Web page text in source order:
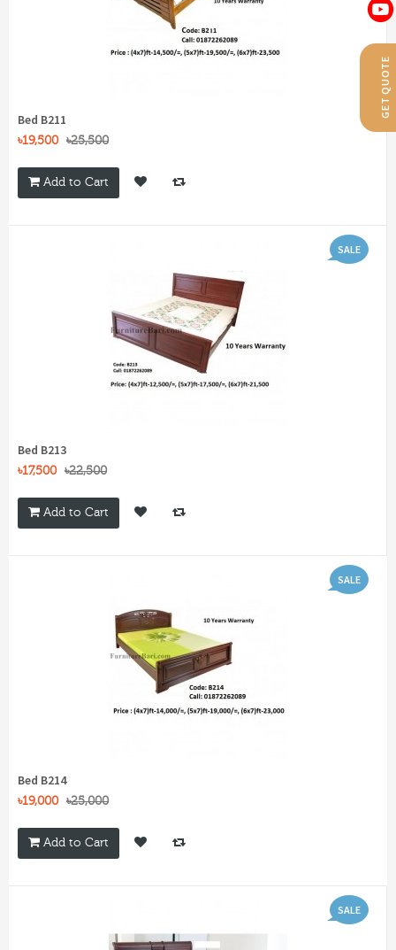
Bed B211
৳19,500 ৳25,500
Add to Cart
SALE
Bed B213
৳17,500 ৳22,500
Add to Cart
SALE
Bed B214
৳19,000 ৳25,000
Add to Cart
SALE
GET QUOTE